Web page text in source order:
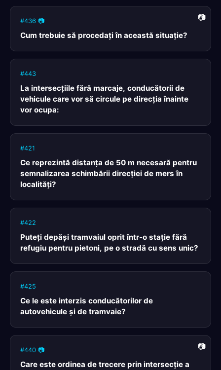
#436 📷
Cum trebuie să procedaţi în această situaţie?
#443
La intersecțiile fără marcaje, conducătorii de
vehicule care vor să circule pe direcția înainte
vor ocupa:
#421
Ce reprezintă distanţa de 50 m necesară pentru
semnalizarea schimbării direcţiei de mers în
localităţi?
#422
Puteţi depăşi tramvaiul oprit într-o staţie fără
refugiu pentru pietoni, pe o stradă cu sens unic?
#425
Ce le este interzis conducătorilor de
autovehicule şi de tramvaie?
#440 📷
Care este ordinea de trecere prin intersecţie a